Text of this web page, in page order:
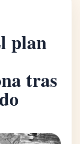
plan
tras